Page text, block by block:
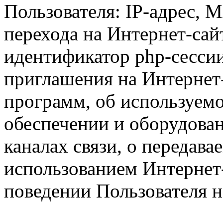
Пользователя: IP-адрес,
перехода на Интернет-
идентификатор php-
приглашения на
программ, об
обеспечении и
каналах связи, о
использованием
поведении Пользователя